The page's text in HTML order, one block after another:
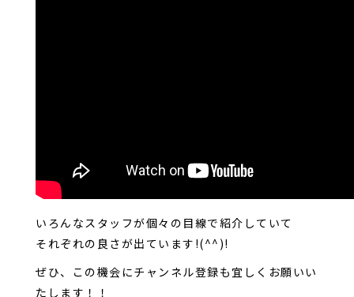
いろんなスタッフが個々の目線で紹介していて
それぞれの良さが出ています!(^^)!
ぜひ、この機会にチャンネル登録も宜しくお願いい
たします！！